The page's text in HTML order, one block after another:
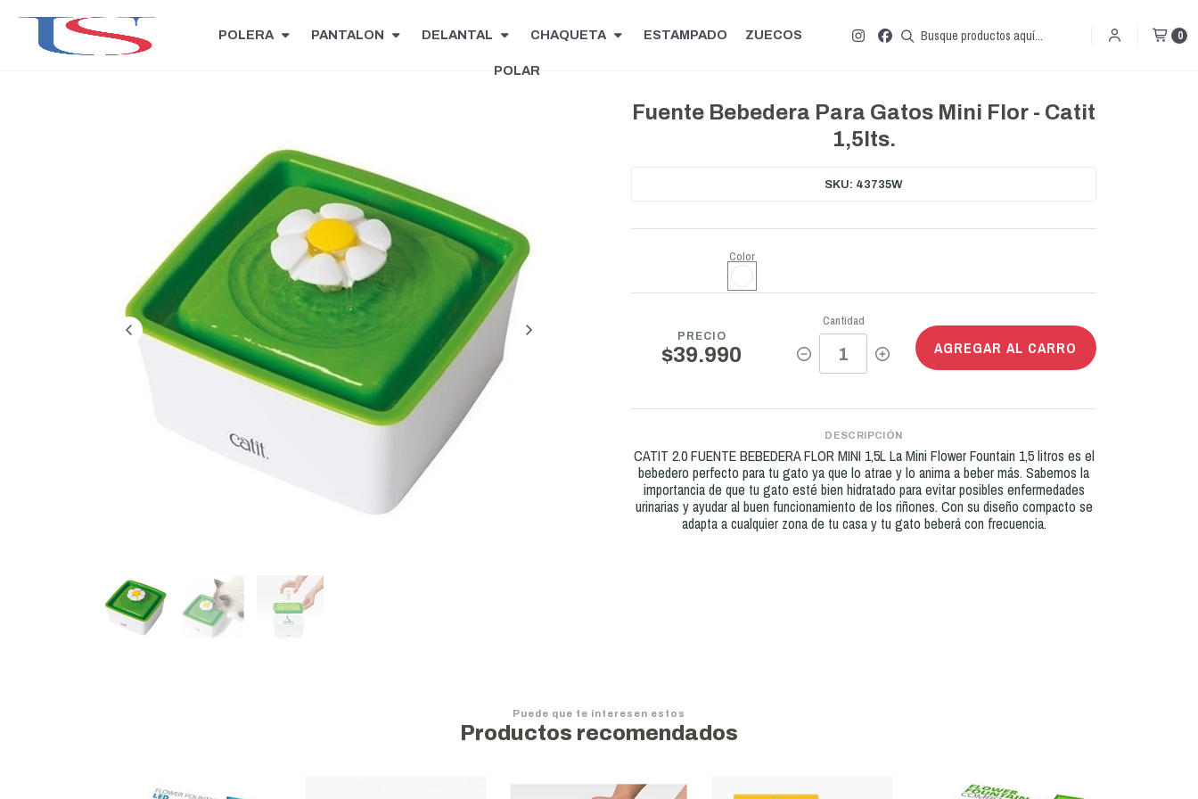
POLERA PANTALON DELANTAL CHAQUETA ESTAMPADO ZUECOS
POLAR
0
Fuente Bebedera Para Gatos Mini Flor - Catit
1,5lts.
SKU: 43735W
Color
PRECIO
$39.990
Cantidad
AGREGAR AL CARRO
DESCRIPCIÓN
CATIT 2.0 FUENTE BEBEDERA FLOR MINI 1,5L La Mini Flower Fountain 1,5 litros es el
bebedero perfecto para tu gato ya que lo atrae y lo anima a beber más. Sabemos la
importancia de que tu gato esté bien hidratado para evitar posibles enfermedades
urinarias y ayudar al buen funcionamiento de los riñones. Con su diseño compacto se
adapta a cualquier zona de tu casa y tu gato beberá con frecuencia.
Puede que te interesen estos
Productos recomendados